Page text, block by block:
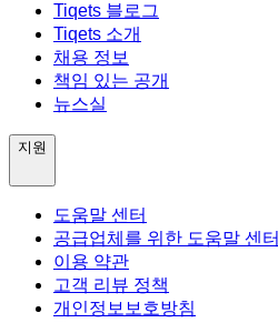
Tiqets 블로그
Tiqets 소개
채용 정보
책임 있는 공개
뉴스실
지원
도움말 센터
공급업체를 위한 도움말 센터
이용 약관
고객 리뷰 정책
개인정보보호방침